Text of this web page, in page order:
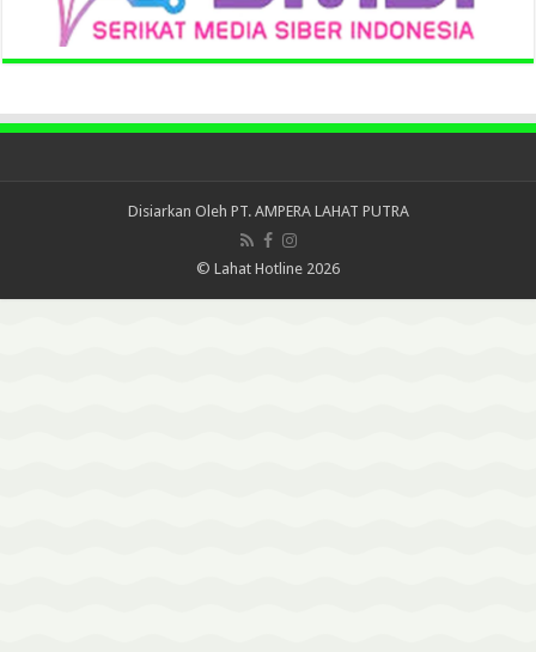
Disiarkan Oleh PT. AMPERA LAHAT PUTRA
© Lahat Hotline 2026